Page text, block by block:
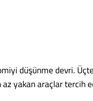
düşünme devri.
az yakan araçlar tercih